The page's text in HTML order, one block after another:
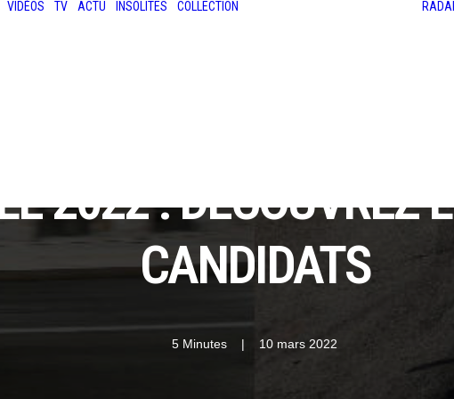
VIDÉOS TV ACTU INSOLITES COLLECTION
2022 : DÉCOUVREZ
CANDIDATS
5 Minutes | 10 mars 2022